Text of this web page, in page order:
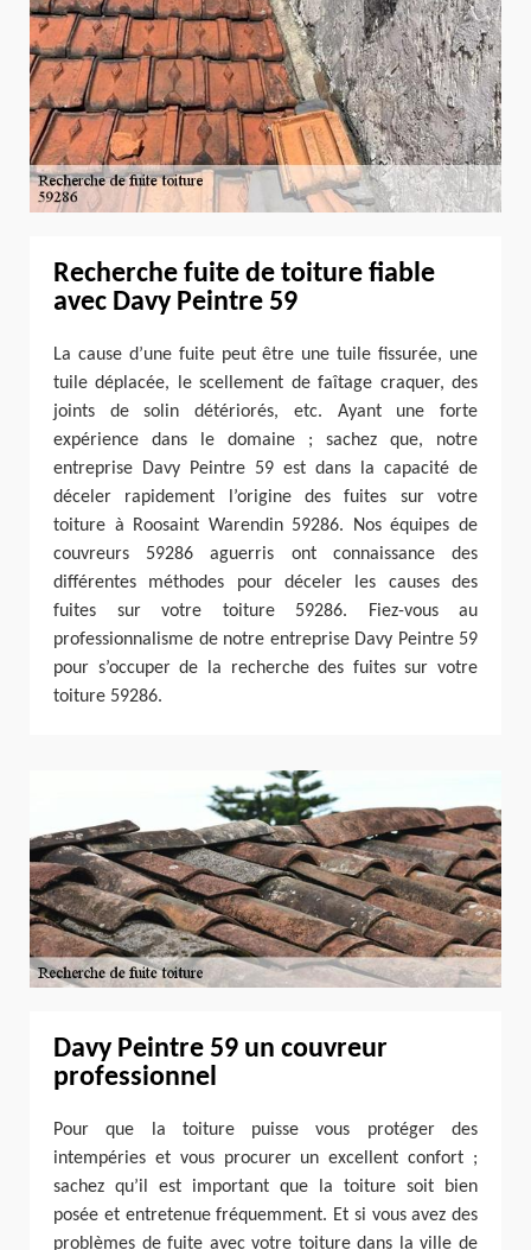
Recherche fuite de toiture fiable
avec Davy Peintre 59
La cause d’une fuite peut être une tuile fissurée, une
tuile déplacée, le scellement de faîtage craquer, des
joints de solin détériorés, etc. Ayant une forte
expérience dans le domaine ; sachez que, notre
entreprise Davy Peintre 59 est dans la capacité de
déceler rapidement l’origine des fuites sur votre
toiture à Roosaint Warendin 59286. Nos équipes de
couvreurs 59286 aguerris ont connaissance des
différentes méthodes pour déceler les causes des
fuites sur votre toiture 59286. Fiez-vous au
professionnalisme de notre entreprise Davy Peintre 59
pour s’occuper de la recherche des fuites sur votre
toiture 59286.
Davy Peintre 59 un couvreur
professionnel
Pour que la toiture puisse vous protéger des
intempéries et vous procurer un excellent confort ;
sachez qu’il est important que la toiture soit bien
posée et entretenue fréquemment. Et si vous avez des
problèmes de fuite avec votre toiture dans la ville de